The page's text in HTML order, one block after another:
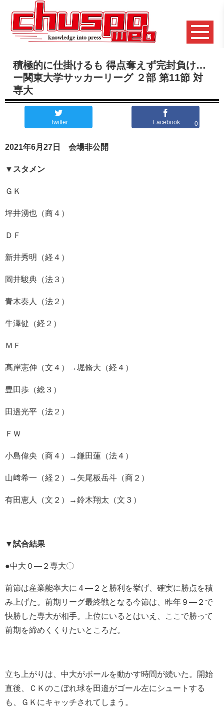
積極的に仕掛けるも 得点奪えず完封負け…
ー関東大学サッカーリーグ ２部 第11節 対
専大
Twitter Facebook 0
2021年6月27日 会場非公開
▼スタメン
ＧＫ
坪井湧也（商４）
ＤＦ
新井秀明（経４）
岡井駿典（法３）
青木奏人（法２）
牛澤健（経２）
ＭＦ
髙岸憲伸（文４）→堀脩大（経４）
豊田歩（総３）
田邉光平（法２）
ＦＷ
小島偉央（商４）→鎌田蓮（法４）
山﨑希一（経２）→矢尾板岳斗（商２）
有田恵人（文２）→鈴木翔太（文３）
▼試合結果
●中大０―２専大〇
前節は産業能率大に４―２と勝利を挙げ、確実に勝点を積
み上げた。前期リーグ最終戦となる今節は、昨年９―２で
快勝した専大が相手。上位にいるとはいえ、ここで勝って
前期を締めくくりたいところだ。
立ち上がりは、中大がボールを動かす時間が続いた。開始
直後、ＣＫのこぼれ球を田邉がゴール左にシュートする
も、ＧＫにキャッチされてしまう。